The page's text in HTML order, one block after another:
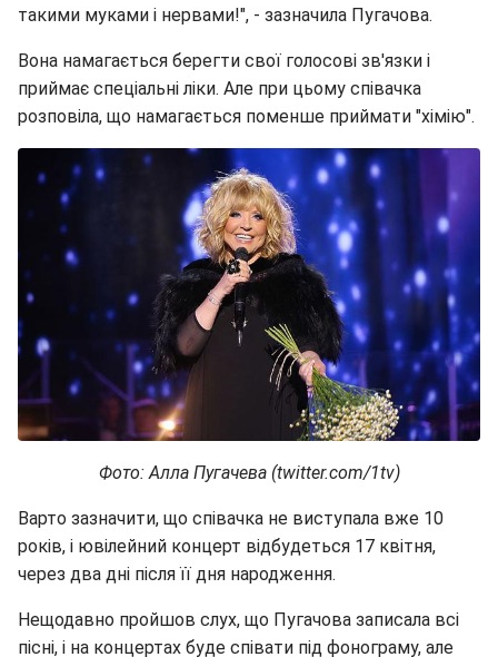
такими муками і нервами!", - зазначила Пугачова.
Вона намагається берегти свої голосові зв'язки і
приймає спеціальні ліки. Але при цьому співачка
розповіла, що намагається поменше приймати "хімію".
Фото: Алла Пугачева (twitter.com/1tv)
Варто зазначити, що співачка не виступала вже 10
років, і ювілейний концерт відбудеться 17 квітня,
через два дні після її дня народження.
Нещодавно пройшов слух, що Пугачова записала всі
пісні, і на концертах буде співати під фонограму, але